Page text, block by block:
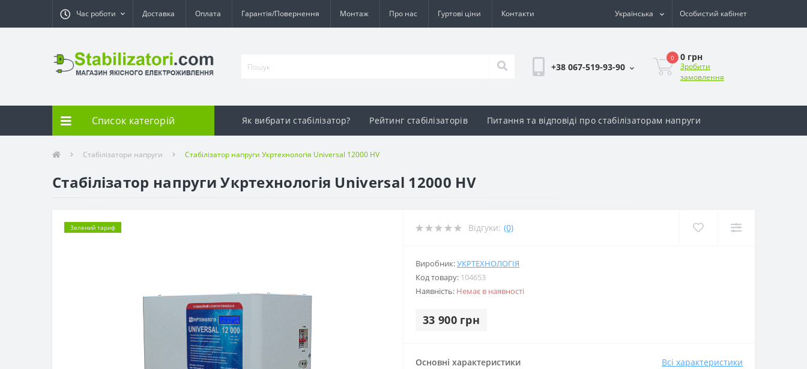
Час роботи Доставка Оплата Гарантія/Повернення Монтаж Про нас Гуртові ціни Контакти Українська Особистий кабінет
+38 067-519-93-90
0 0 грн
Зробити
замовлення
Список категорій Як вибрати стабілізатор? Рейтинг стабілізаторів Питання та відповіді про стабілізаторам напруги
Стабілізатори напруги Стабілізатор напруги Укртехнологія Universal 12000 HV
Стабілізатор напруги Укртехнологія Universal 12000 HV
Зелений тариф Відгуки: (0)
Виробник:УКРТЕХНОЛОГІЯ
Код товару: 104653
Наявність: Немає в наявності
33 900 грн
Основні характеристики Всі характеристики